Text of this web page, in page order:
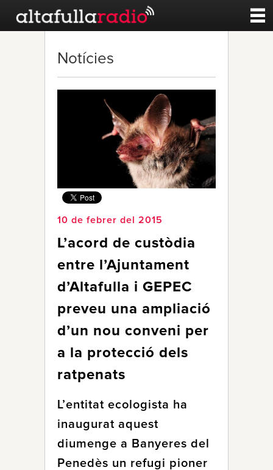
Esports
Noticies
Qui Som
Notícies
10 de febrer del 2015
L’acord de custòdia
entre l’Ajuntament
d’Altafulla i GEPEC
preveu una ampliació
d’un nou conveni per
a la protecció dels
ratpenats
L’entitat ecologista ha
inaugurat aquest
diumenge a Banyeres del
Penedès un refugi pioner